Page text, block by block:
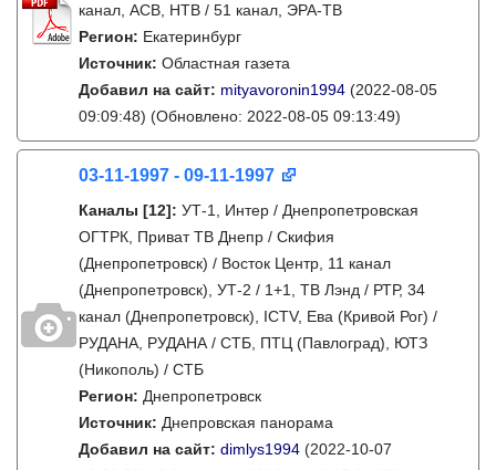
канал, АСВ, НТВ / 51 канал, ЭРА-ТВ
Регион: Екатеринбург
Источник: Областная газета
Добавил на сайт: mityavoronin1994 (2022-08-05
09:09:48) (Обновлено: 2022-08-05 09:13:49)
03-11-1997 - 09-11-1997
Каналы [12]: УТ-1, Интер / Днепропетровская
ОГТРК, Приват ТВ Днепр / Скифия
(Днепропетровск) / Восток Центр, 11 канал
(Днепропетровск), УТ-2 / 1+1, ТВ Лэнд / РТР, 34
канал (Днепропетровск), ICTV, Ева (Кривой Рог) /
РУДАНА, РУДАНА / СТБ, ПТЦ (Павлоград), ЮТЗ
(Никополь) / СТБ
Регион: Днепропетровск
Источник: Днепровская панорама
Добавил на сайт: dimlys1994 (2022-10-07